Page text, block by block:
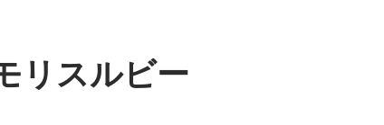
リスルビー